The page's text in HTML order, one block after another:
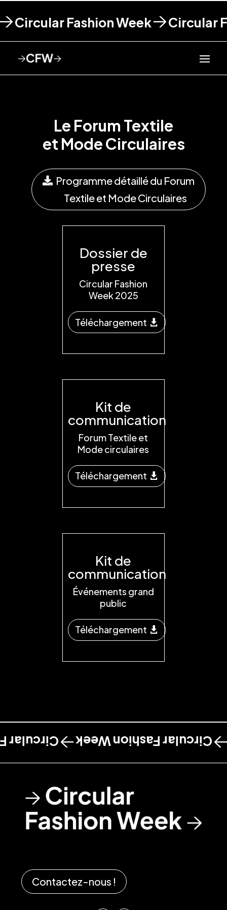
Circular Fashion Week Circular
Le Forum Textile
et Mode Circulaires
Programme détaillé du Forum
Textile et Mode Circulaires
Dossier de
presse
Circular Fashion
Week 2025
Téléchargement
Kit de
communication
Forum Textile et
Mode circulaires
Téléchargement
Kit de
communication
Événements grand
public
Téléchargement
Circular Fashion Week
Week
Contactez-nous !